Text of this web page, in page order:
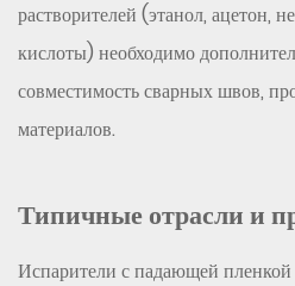
растворителей (этанол, ацетон,
кислоты) необходимо
совместимость сварных швов,
материалов.
Типичные отрасли и
Испарители с падающей